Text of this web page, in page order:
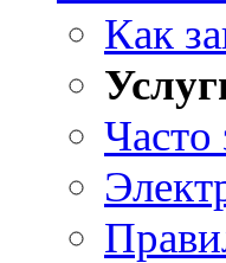
Как
Часто